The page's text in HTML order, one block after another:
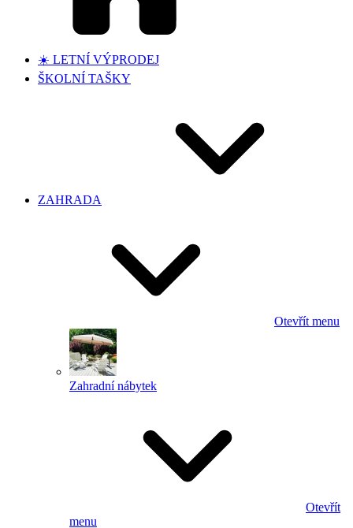
☀️ LETNÍ VÝPRODEJ
ŠKOLNÍ TAŠKY
ZAHRADA
Otevřít menu
Zahradní nábytek
Otevřít
menu